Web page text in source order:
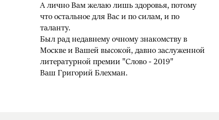
А лично Вам желаю лишь здоровья, потому
что остальное для Вас и по силам, и по
таланту.
Был рад недавнему очному знакомству в
Москве и Вашей высокой, давно заслуженной
литературной премии "Слово - 2019"
Ваш Григорий Блехман.